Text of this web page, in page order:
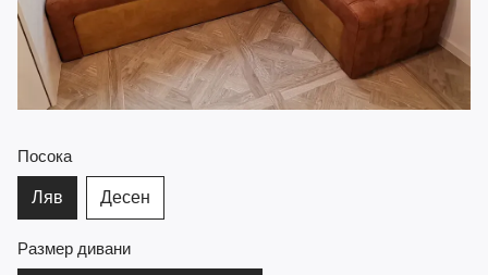
Посока
Ляв Десен
Размер дивани